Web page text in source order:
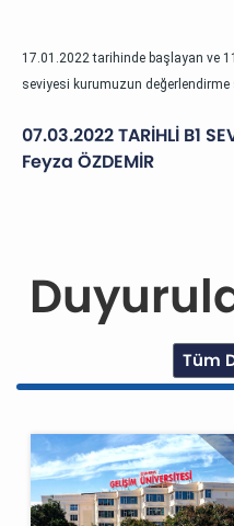
17.01.2022 tarihinde başlayan ve
seviyesi kurumuzun değerlendirme
07.03.2022 TARİHLİ B1
Feyza ÖZDEMİR
Tüm